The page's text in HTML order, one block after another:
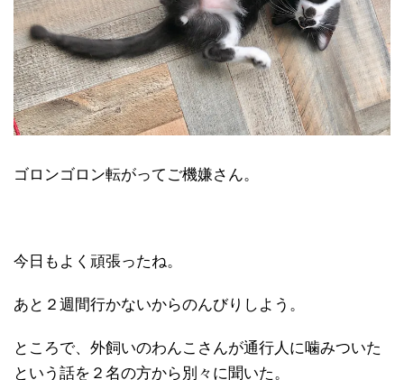
ゴロンゴロン転がってご機嫌さん。
今日もよく頑張ったね。
あと２週間行かないからのんびりしよう。
ところで、外飼いのわんこさんが通行人に噛みついた
という話を２名の方から別々に聞いた。